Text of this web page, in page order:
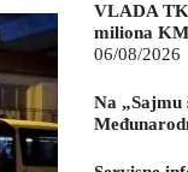
VLADA
miliona
06/08/2026
Na „Sajmu